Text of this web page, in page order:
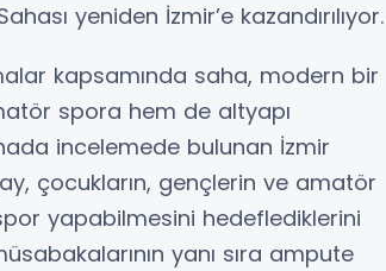
yeniden İzmir’e kazandırılıyor.
kapsamında saha, modern bir
spora hem de altyapı
incelemede bulunan İzmir
çocukların, gençlerin ve amatör
yapabilmesini hedeflediklerini
yanı sıra ampute